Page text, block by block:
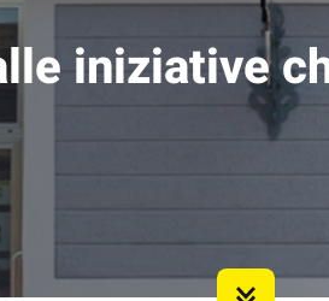
CONSULENZA E
PER GESTIONE
iniziative